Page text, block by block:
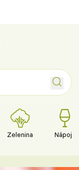
Zelenina Nápoje